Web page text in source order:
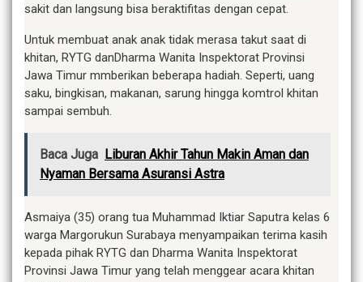
sakit dan langsung bisa beraktifitas dengan cepat.
Untuk membuat anak anak tidak merasa takut saat di
khitan, RYTG danDharma Wanita Inspektorat Provinsi
Jawa Timur mmberikan beberapa hadiah. Seperti, uang
saku, bingkisan, makanan, sarung hingga komtrol khitan
sampai sembuh.
Baca Juga Liburan Akhir Tahun Makin Aman dan
Nyaman Bersama Asuransi Astra
Asmaiya (35) orang tua Muhammad Iktiar Saputra kelas 6
warga Margorukun Surabaya menyampaikan terima kasih
kepada pihak RYTG dan Dharma Wanita Inspektorat
Provinsi Jawa Timur yang telah menggear acara khitan